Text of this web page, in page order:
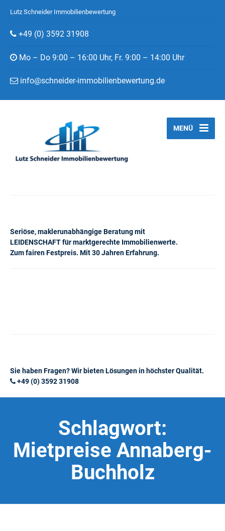
Lutz Schneider Immobilienbewertung
+49 (0) 3592 31908
Mo – Do 9:00 – 16:00 Uhr, Fr. 9:00 – 14:00 Uhr
info@schneider-immobilienbewertung.de
Seriöse, maklerunabhängige Beratung mit
LEIDENSCHAFT für marktgerechte Immobilienwerte.
Zum fairen Festpreis. Mit 30 Jahren Erfahrung.
MENÜ
Sie haben Fragen? Wir bieten Lösungen in höchster Qualität.
+49 (0) 3592 31908
Schlagwort:
Mietpreise Annaberg-
Buchholz